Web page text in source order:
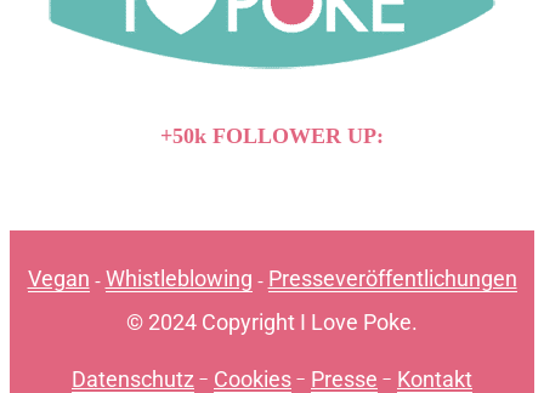
+50k FOLLOWER UP:
Vegan - Whistleblowing - Presseveröffentlichungen
© 2024 Copyright I Love Poke.
Datenschutz- Cookies- Presse - Kontakt